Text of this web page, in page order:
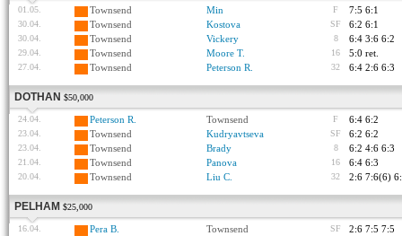
01.05. Townsend Min F 7:5 6:1
30.04. Townsend Kostova SF 6:2 6:1
30.04. Townsend Vickery 8 6:4 3:6 6:2
29.04. Townsend Moore T. 16 5:0 ret.
27.04. Townsend Peterson R. 32 6:4 2:6 6:3
DOTHAN $50,000
24.04. Peterson R. Townsend F 6:4 6:2
23.04. Townsend Kudryavtseva SF 6:2 6:2
23.04. Townsend Brady 8 6:2 4:6 6:3
21.04. Townsend Panova 16 6:4 6:3
20.04. Townsend Liu C. 32 2:6 7:6(6)
PELHAM $25,000
16.04. Pera B. Townsend SF 2:6 7:5 7:5